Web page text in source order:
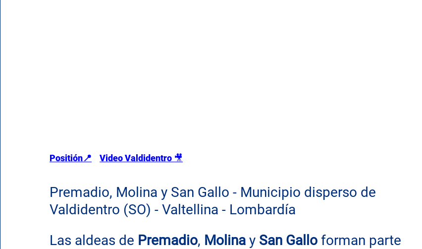
Positión📍 Video Valdidentro 🎥
Premadio, Molina y San Gallo - Municipio disperso de
Valdidentro (SO) - Valtellina - Lombardía
Las aldeas de Premadio, Molina y San Gallo forman parte